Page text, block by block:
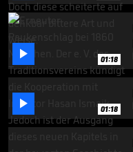
 01:18
 01:18